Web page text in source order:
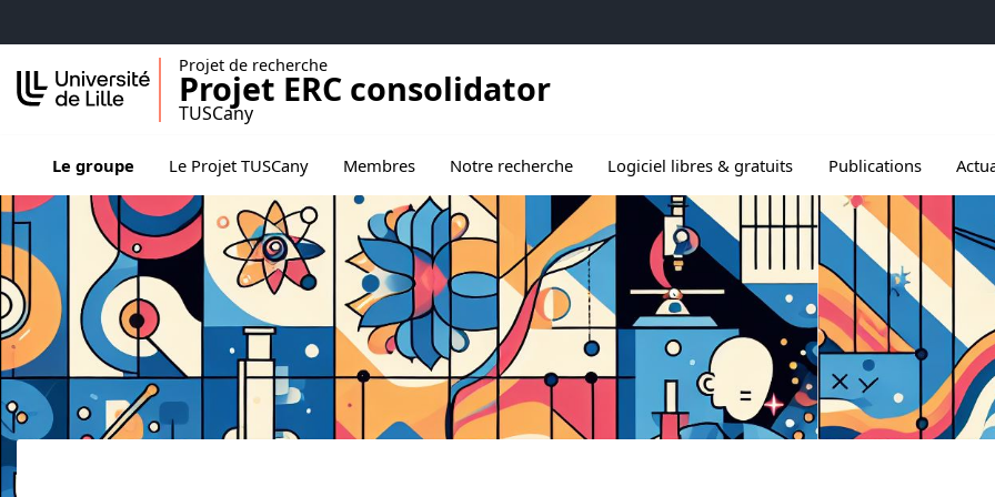
Projet de recherche
Projet ERC consolidator
TUSCany
Le groupe Le Projet TUSCany Membres Notre recherche Logiciel libres & gratuits Publications